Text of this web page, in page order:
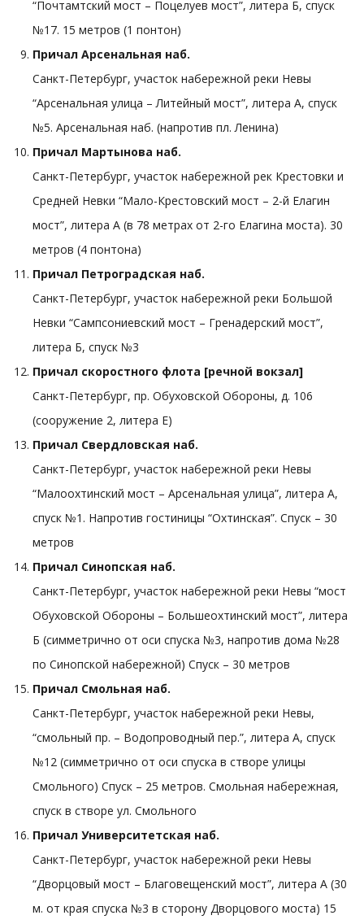
“Почтамтский мост – Поцелуев мост”, литера Б, спуск
№17. 15 метров (1 понтон)
Причал Арсенальная наб.
Санкт-Петербург, участок набережной реки Невы
“Арсенальная улица – Литейный мост”, литера А, спуск
№5. Арсенальная наб. (напротив пл. Ленина)
Причал Мартынова наб.
Санкт-Петербург, участок набережной рек Крестовки и
Средней Невки “Мало-Крестовский мост – 2-й Елагин
мост”, литера А (в 78 метрах от 2-го Елагина моста). 30
метров (4 понтона)
Причал Петроградская наб.
Санкт-Петербург, участок набережной реки Большой
Невки “Сампсониевский мост – Гренадерский мост”,
литера Б, спуск №3
Причал скоростного флота [речной вокзал]
Санкт-Петербург, пр. Обуховской Обороны, д. 106
(сооружение 2, литера Е)
Причал Свердловская наб.
Санкт-Петербург, участок набережной реки Невы
“Малоохтинский мост – Арсенальная улица”, литера А,
спуск №1. Напротив гостиницы “Охтинская”. Спуск – 30
метров
Причал Синопская наб.
Санкт-Петербург, участок набережной реки Невы “мост
Обуховской Обороны – Большеохтинский мост”, литера
Б (симметрично от оси спуска №3, напротив дома №28
по Синопской набережной) Спуск – 30 метров
Причал Смольная наб.
Санкт-Петербург, участок набережной реки Невы,
“смольный пр. – Водопроводный пер.”, литера А, спуск
№12 (симметрично от оси спуска в створе улицы
Смольного) Спуск – 25 метров. Смольная набережная,
спуск в створе ул. Смольного
Причал Университетская наб.
Санкт-Петербург, участок набережной реки Невы
“Дворцовый мост – Благовещенский мост”, литера А (30
м. от края спуска №3 в сторону Дворцового моста) 15